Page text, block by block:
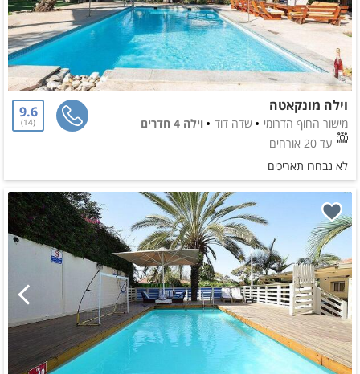
וילה מונקאטה
מישור החוף הדרומי שדה דוד
וילה 4 חדרים
עד 20 אורחים
9.6
14
לא נבחרו תאריכים